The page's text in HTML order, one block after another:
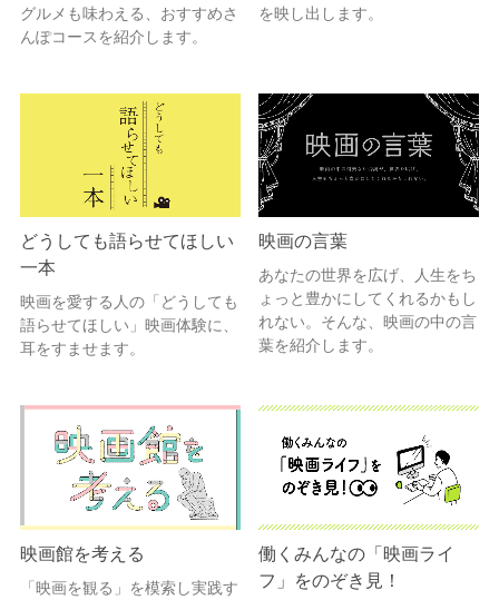
グルメも味わえる、おすすめさ
んぽコースを紹介します。
を映し出します。
どうしても語らせてほしい
一本
映画を愛する人の「どうしても
語らせてほしい」映画体験に、
耳をすませます。
映画の言葉
あなたの世界を広げ、人生をち
ょっと豊かにしてくれるかもし
れない。そんな、映画の中の言
葉を紹介します。
映画館を考える
「映画を観る」を模索し実践す
働くみんなの「映画ライ
フ」をのぞき見！